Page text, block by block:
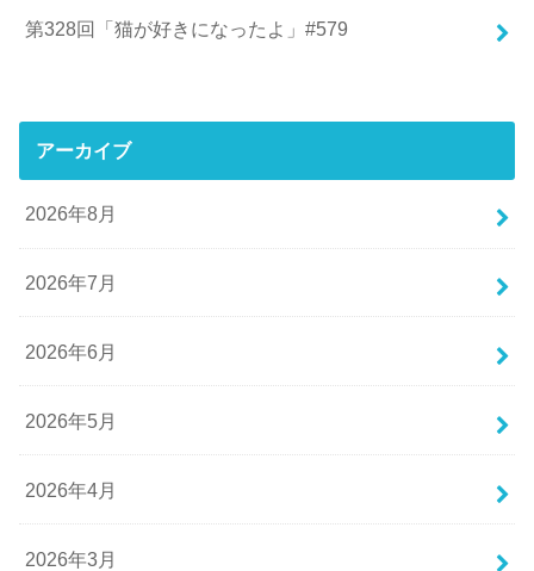
第328回「猫が好きになったよ」#579
アーカイブ
2026年8月
2026年7月
2026年6月
2026年5月
2026年4月
2026年3月